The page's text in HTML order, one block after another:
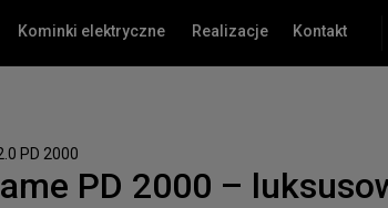
Kominki elektryczne Realizacje Kontakt
PD 2000
PD 2000 –